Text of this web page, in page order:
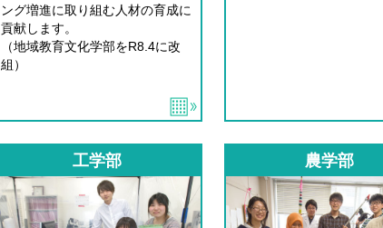
ング増進に取り組む人材の育成に
貢献します。
（地域教育文化学部をR8.4に改
組）
工学部 農学部